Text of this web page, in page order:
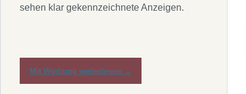
sehen klar gekennzeichnete Anzeigen.
Mit Werbung weiterlesen →